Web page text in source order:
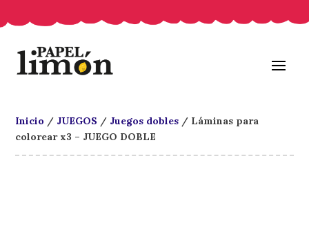
Inicio / JUEGOS / Juegos dobles / Láminas para
colorear x3 – JUEGO DOBLE